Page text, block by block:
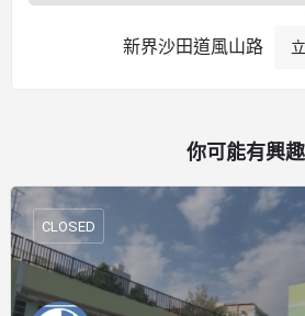
新界沙田道風山路
你可能有興趣
CLOSED